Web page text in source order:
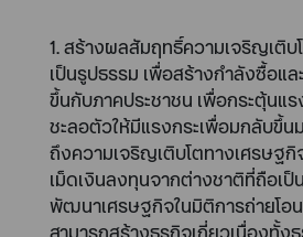
1. สร้างผลสัมฤทธิ์ความเจริญเติบ
เป็นรูปธรรม เพื่อสร้างกำลังซื้อแล
ขึ้นกับภาคประชาชน เพื่อกระตุ้นแ
ชะลอตัวให้มีแรงกระเพื่อมกลับขึ้
ถึงความเจริญเติบโตทางเศรษฐ
เม็ดเงินลงทุนจากต่างชาติที่ถือเ
พัฒนาเศรษฐกิจในมิติการถ่ายโอน